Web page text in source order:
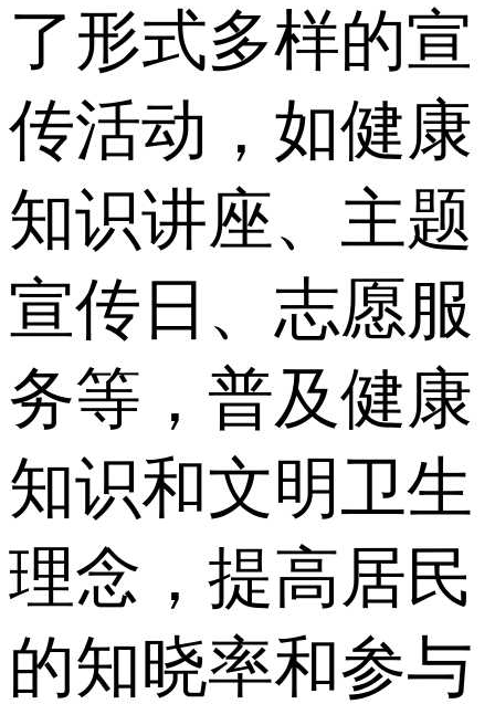
了形式多样的宣
传活动，如健康
知识讲座、主题
宣传日、志愿服
务等，普及健康
知识和文明卫生
理念，提高居民
的知晓率和参与